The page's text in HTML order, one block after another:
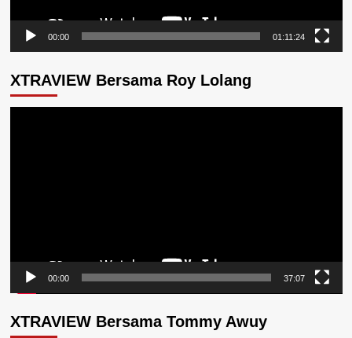
00:00 01:11:24
XTRAVIEW Bersama Roy Lolang
00:00 37:07
XTRAVIEW Bersama Tommy Awuy